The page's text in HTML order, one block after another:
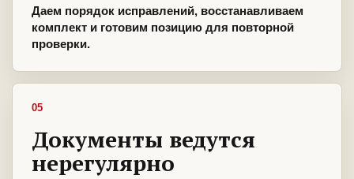
Даем порядок исправлений, восстанавливаем
комплект и готовим позицию для повторной
проверки.
05
Документы ведутся
нерегулярно